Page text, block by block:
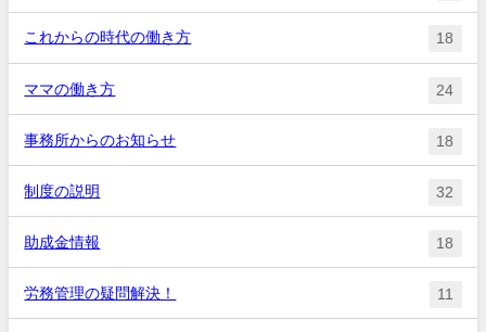
これからの時代の働き方 18
ママの働き方 24
事務所からのお知らせ 18
制度の説明 32
助成金情報 18
労務管理の疑問解決！ 11